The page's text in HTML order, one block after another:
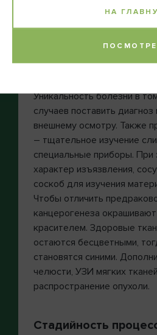
Нужно знать, что
самолечения при любых
должен быть не дольше
Уникальность болезни в
случаев поставить
внешнему осмотру. Также
– тщательное изучение
специальные приборы.
характер изъязвления,
соскоб для изучения
Чтобы отличить
канцерогенеза
красителем. Здоровые
остаются бесцветными,
становятся синими.
челюсти, УЗИ мягких
распространение опухоли.
Стадийность
НА